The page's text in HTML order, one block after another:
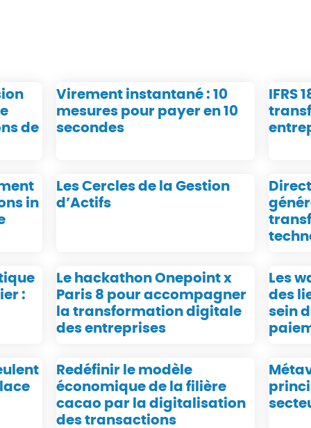
de
Virement instantané : 10
mesures pour payer en 10
secondes
IFRS
in
Les Cercles de la Gestion
d’Actifs
:
Le hackathon Onepoint x
Paris 8 pour accompagner
la transformation digitale
des entreprises
Les
des
sein
Redéfinir le modèle
économique de la filière
cacao par la digitalisation
des transactions